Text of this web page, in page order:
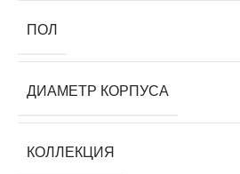
ПОЛ
ДИАМЕТР КОРПУСА
КОЛЛЕКЦИЯ